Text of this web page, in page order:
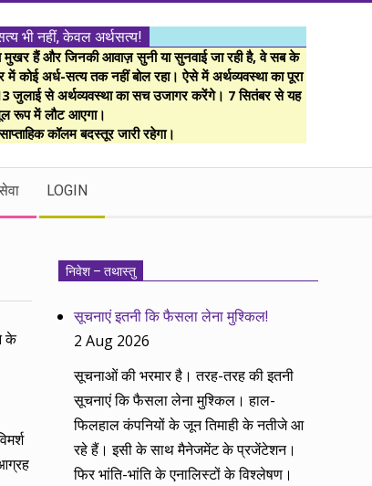
भी नहीं, केवल अर्थसत्य!
मुखर हैं और जिनकी आवाज़ सुनी या सुनवाई जा रही है, वे सब के
अर्ध-सत्य तक नहीं बोल रहा। ऐसे में अर्थव्यवस्था का पूरा
जुलाई से अर्थव्यवस्था का सच उजागर करेंगे। 7 सितंबर से यह
रूप में लौट आएगा।
कॉलम बदस्तूर जारी रहेगा।
LOGIN
के
निवेश – तथास्तु
सूचनाएं इतनी कि फैसला लेना मुश्किल!
2 Aug 2026
सूचनाओं की भरमार है। तरह-तरह की इतनी
सूचनाएं कि फैसला लेना मुश्किल। हाल-
फिलहाल कंपनियों के जून तिमाही के नतीजे आ
रहे हैं। इसी के साथ मैनेजमेंट के प्रजेंटेशन।
फिर भांति-भांति के एनालिस्टों के विश्लेषण।